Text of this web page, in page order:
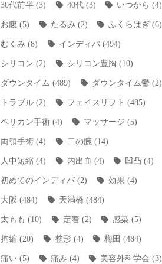
30代前半 (3) 40代(3) いつから (4)
お腹 (5) たるみ (2) ふくらはぎ(6)
むくみ (8) インディバ(494)
シリコン (2) シリコン豊胸 (10)
ダウンタイム (489) ダウンタイム鬱(2)
トラブル (2) フェイスリフト (485)
ペリカン手術 (4) マッサージ (5)
両顎手術 (4) 二の腕(14)
人中短縮 (4) 内出血 (4) 凹凸 (4)
初めてのインディバ (2) 効果 (4)
大阪 (484) 天満橋 (484)
太もも (10) 定着 (2) 感染 (5)
拘縮 (20) 整形(4) 梅田 (484)
痛い (5) 痛み (4) 美容外科学会 (3)